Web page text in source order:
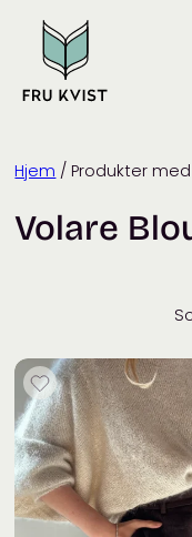
content
Hjem / Produkter
Volare